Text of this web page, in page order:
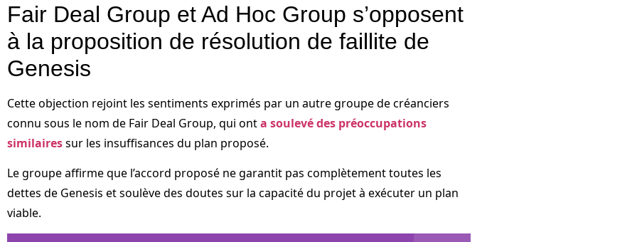
Fair Deal Group et Ad Hoc Group s’opposent
à la proposition de résolution de faillite de
Genesis
Cette objection rejoint les sentiments exprimés par un autre groupe de créanciers
connu sous le nom de Fair Deal Group, qui onta soulevé des préoccupations
similairessur les insuffisances du plan proposé.
Le groupe affirme que l’accord proposé ne garantit pas complètement toutes les
dettes de Genesis et soulève des doutes sur la capacité du projet à exécuter un plan
viable.